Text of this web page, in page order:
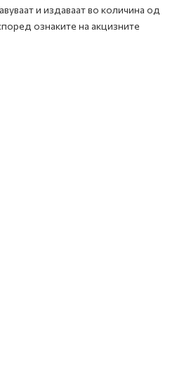
и издаваат во количина од
ознаките на акцизните